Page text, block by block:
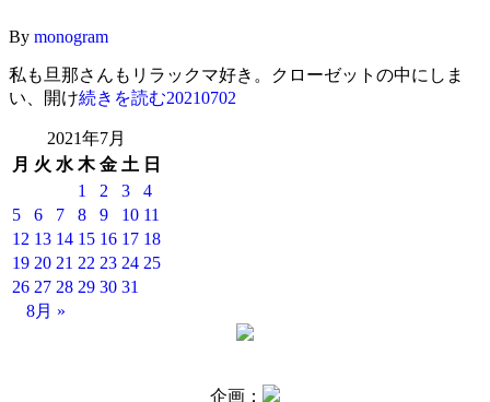
By monogram
私も旦那さんもリラックマ好き。クローゼットの中にしま
い、開け続きを読む20210702
2021年7月
月 火 水 木 金 土 日
1
2 3
4
5
6 7 8 9 10 11
12 13 14 15 16 17 18
19 20 21 22 23 24 25
26 27 28 29 30 31
8月 »
企画：